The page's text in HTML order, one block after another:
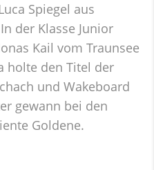
Spiegel aus
der Klasse Junior
Kail vom Traunsee
holte den Titel der
und Wakeboard
gewann bei den
Goldene.